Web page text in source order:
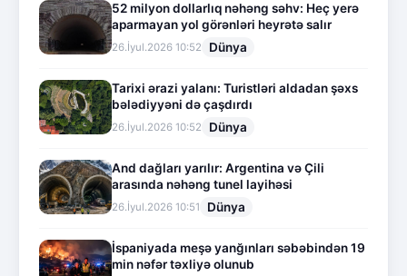
52 milyon dollarlıq nəhəng səhv: Heç yerə
aparmayan yol görənləri heyrətə salır
26.İyul.2026 10:52 Dünya
Tarixi ərazi yalanı: Turistləri aldadan şəxs
bələdiyyəni də çaşdırdı
26.İyul.2026 10:52 Dünya
And dağları yarılır: Argentina və Çili
arasında nəhəng tunel layihəsi
26.İyul.2026 10:51 Dünya
İspaniyada meşə yanğınları səbəbindən 19
min nəfər təxliyə olunub